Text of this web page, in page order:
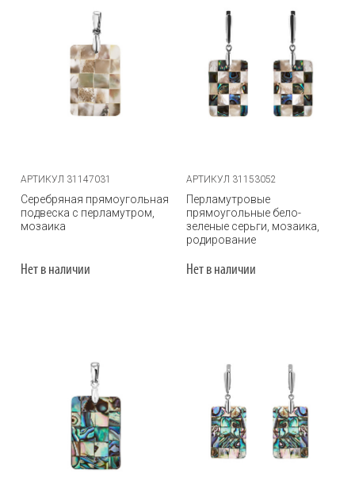
АРТИКУЛ 31147031
Серебряная прямоугольная
подвеска с перламутром,
мозаика
Нет в наличии
АРТИКУЛ 31153052
Перламутровые
прямоугольные бело-
зеленые серьги, мозаика,
родирование
Нет в наличии